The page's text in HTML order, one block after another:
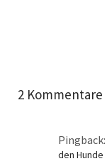
2 Kommentare
Pingback:
den Hunde